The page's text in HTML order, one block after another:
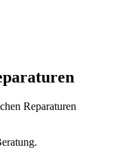
Reparaturen